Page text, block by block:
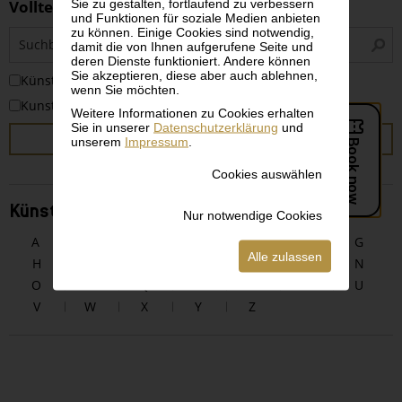
und Funktionen für soziale Medien anbieten
zu können. Einige Cookies sind notwendig,
damit die von Ihnen aufgerufene Seite und
deren Dienste funktioniert. Andere können
Sie akzeptieren, diese aber auch ablehnen,
wenn Sie möchten.
Weitere Informationen zu Cookies erhalten
Sie in unserer Datenschutzerklärung und
unserem Impressum
Cookies auswählen
Nur notwendige Cookies
Alle zulassen
Volltextsuche
KünstlerInnen
Kunstwerke
SUCHEN
KünstlerInnen alphabetisch
A E F
G
H
L M
N
O
U
V
W X Y Z